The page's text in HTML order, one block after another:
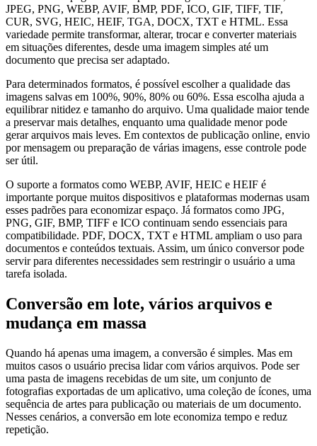
JPEG, PNG, WEBP, AVIF, BMP, PDF, ICO, GIF, TIFF, TIF,
CUR, SVG, HEIC, HEIF, TGA, DOCX, TXT e HTML. Essa
variedade permite transformar, alterar, trocar e converter materiais
em situações diferentes, desde uma imagem simples até um
documento que precisa ser adaptado.
Para determinados formatos, é possível escolher a qualidade das
imagens salvas em 100%, 90%, 80% ou 60%. Essa escolha ajuda a
equilibrar nitidez e tamanho do arquivo. Uma qualidade maior tende
a preservar mais detalhes, enquanto uma qualidade menor pode
gerar arquivos mais leves. Em contextos de publicação online, envio
por mensagem ou preparação de várias imagens, esse controle pode
ser útil.
O suporte a formatos como WEBP, AVIF, HEIC e HEIF é
importante porque muitos dispositivos e plataformas modernas usam
esses padrões para economizar espaço. Já formatos como JPG,
PNG, GIF, BMP, TIFF e ICO continuam sendo essenciais para
compatibilidade. PDF, DOCX, TXT e HTML ampliam o uso para
documentos e conteúdos textuais. Assim, um único conversor pode
servir para diferentes necessidades sem restringir o usuário a uma
tarefa isolada.
Conversão em lote, vários arquivos e
mudança em massa
Quando há apenas uma imagem, a conversão é simples. Mas em
muitos casos o usuário precisa lidar com vários arquivos. Pode ser
uma pasta de imagens recebidas de um site, um conjunto de
fotografias exportadas de um aplicativo, uma coleção de ícones, uma
sequência de artes para publicação ou materiais de um documento.
Nesses cenários, a conversão em lote economiza tempo e reduz
repetição.